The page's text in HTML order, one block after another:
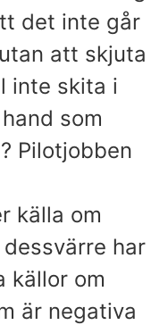
det inte går
att skjuta
inte skita i
som
Pilotjobben
källa om
har
källor om
är negativa